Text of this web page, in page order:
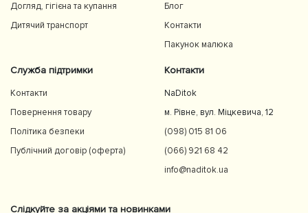
Догляд, гігієна та купання
Дитячий транспорт
Блог
Контакти
Пакунок малюка
Служба підтримки
Контакти
Повернення товару
Політика безпеки
Публічний договір (оферта)
Контакти
NaDitok
м. Рівне, вул. Міцкевича, 12
(098) 015 81 06
(066) 921 68 42
info@naditok.ua
Слідкуйте за акціями та новинками